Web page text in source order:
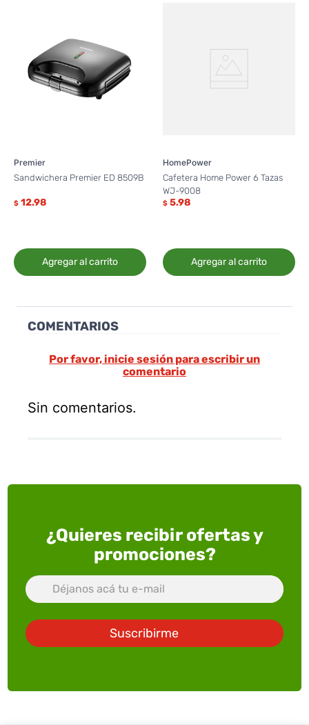
Premier
Sandwichera Premier ED 8509B
$ 12.98
Agregar al carrito
HomePower
Cafetera Home Power 6 Tazas
WJ-9008
$ 5.98
Agregar al carrito
COMENTARIOS
Por favor, inicie sesión para escribir un
comentario
Sin comentarios.
¿Quieres recibir ofertas y
promociones?
Suscribirme